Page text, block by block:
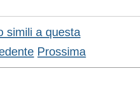
simili a questa
Prossima